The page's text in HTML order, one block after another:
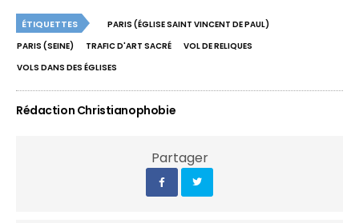
ÉTIQUETTES
PARIS (ÉGLISE SAINT VINCENT DE PAUL)
PARIS (SEINE)
TRAFIC D'ART SACRÉ
VOL DE RELIQUES
VOLS DANS DES ÉGLISES
Rédaction Christianophobie
Partager